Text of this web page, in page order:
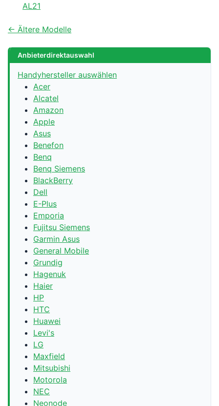
AL21
← Ältere Modelle
Anbieterdirektauswahl
Handyhersteller auswählen
Acer
Alcatel
Amazon
Apple
Asus
Benefon
Benq
Benq Siemens
BlackBerry
Dell
E-Plus
Emporia
Fujitsu Siemens
Garmin Asus
General Mobile
Grundig
Hagenuk
Haier
HP
HTC
Huawei
Levi's
LG
Maxfield
Mitsubishi
Motorola
NEC
Neonode